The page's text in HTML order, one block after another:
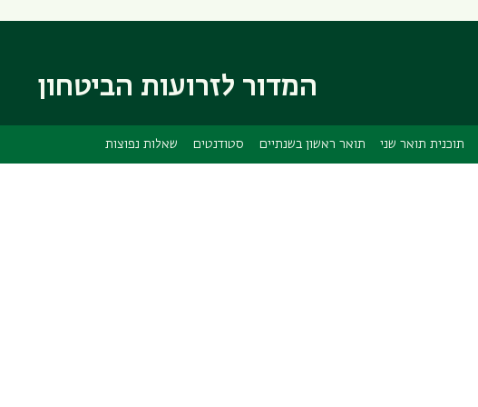
ראשי
המדור לזרועות הביטחון
תוכנית תואר שני תואר ראשון בשנתיים סטודנטים שאלות נפוצות